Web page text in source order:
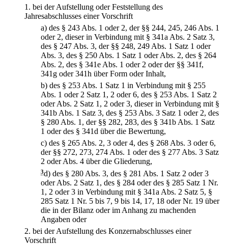
1. bei der Aufstellung oder Feststellung des
Jahresabschlusses einer Vorschrift
a) des § 243 Abs. 1 oder 2, der §§ 244, 245, 246 Abs. 1
oder 2, dieser in Verbindung mit § 341a Abs. 2 Satz 3,
des § 247 Abs. 3, der §§ 248, 249 Abs. 1 Satz 1 oder
Abs. 3, des § 250 Abs. 1 Satz 1 oder Abs. 2, des § 264
Abs. 2, des § 341e Abs. 1 oder 2 oder der §§ 341f,
341g oder 341h über Form oder Inhalt,
b) des § 253 Abs. 1 Satz 1 in Verbindung mit § 255
Abs. 1 oder 2 Satz 1, 2 oder 6, des § 253 Abs. 1 Satz 2
oder Abs. 2 Satz 1, 2 oder 3, dieser in Verbindung mit §
341b Abs. 1 Satz 3, des § 253 Abs. 3 Satz 1 oder 2, des
§ 280 Abs. 1, der §§ 282, 283, des § 341b Abs. 1 Satz
1 oder des § 341d über die Bewertung,
c) des § 265 Abs. 2, 3 oder 4, des § 268 Abs. 3 oder 6,
der §§ 272, 273, 274 Abs. 1 oder des § 277 Abs. 3 Satz
2 oder Abs. 4 über die Gliederung,
3d) des § 280 Abs. 3, des § 281 Abs. 1 Satz 2 oder 3
oder Abs. 2 Satz 1, des § 284 oder des § 285 Satz 1 Nr.
1, 2 oder 3 in Verbindung mit § 341a Abs. 2 Satz 5, §
285 Satz 1 Nr. 5 bis 7, 9 bis 14, 17, 18 oder Nr. 19 über
die in der Bilanz oder im Anhang zu machenden
Angaben oder
2. bei der Aufstellung des Konzernabschlusses einer
Vorschrift